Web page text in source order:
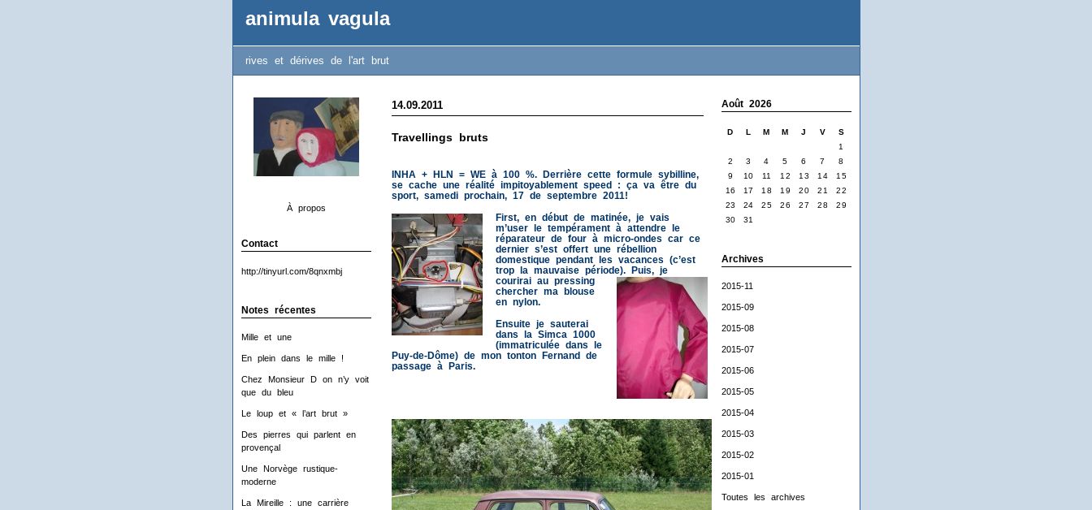
animula vagula
rives et dérives de l'art brut
À propos
Contact
http://tinyurl.com/8qnxmbj
Notes récentes
Mille et une
En plein dans le mille !
Chez Monsieur D on n’y voit
que du bleu
Le loup et « l’art brut »
Des pierres qui parlent en
provençal
Une Norvège rustique-
moderne
La Mireille : une carrière
Août 2026
D L M M J V
S
1
2
3 4 5 6 7
8
9
10 11 12 13 14
15
16
17 18 19 20 21
22
23
24 25 26 27 28
29
30
31
Archives
2015-11
2015-09
2015-08
2015-07
2015-06
2015-05
2015-04
2015-03
2015-02
2015-01
Toutes les archives
14.09.2011
Travellings bruts
INHA + HLN = WE à 100 %. Derrière cette formule sybilline,
se cache une réalité impitoyablement speed : ça va être du
sport, samedi prochain, 17 de septembre 2011!
First, en début de matinée, je vais
m’user le tempérament à attendre le
réparateur de four à micro-ondes car ce
dernier s’est offert une rébellion
domestique pendant les vacances (c’est
trop la mauvaise période).Puis, je
courirai au pressing
chercher ma blouse
en nylon.
Ensuite je sauterai
dans la Simca 1000
(immatriculée dans le
Puy-de-Dôme) de mon tonton Fernand de
passage à Paris.